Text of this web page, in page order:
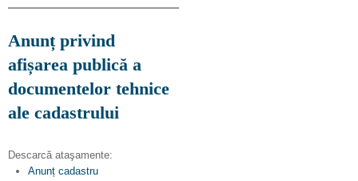
Anunț privind
afișarea publică a
documentelor tehnice
ale cadastrului
Descarcă ataşamente:
Anunț cadastru